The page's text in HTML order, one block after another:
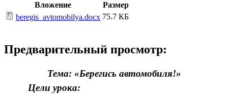
Вложение
Размер
beregis_avtomobilya.docx 75.7 КБ
Предварительный просмотр:
Тема: «Берегись автомобиля!»
Цели урока: